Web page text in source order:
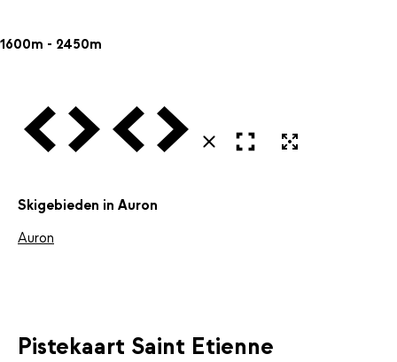
1600m - 2450m
Vorige VolgendeVorige Volgende
SluitenOpen in volledig scherm
Skigebieden in Auron
Auron
Pistekaart Saint Etienne